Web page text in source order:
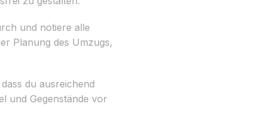
und notiere alle
Planung des Umzugs,
du ausreichend
und Gegenstände vor